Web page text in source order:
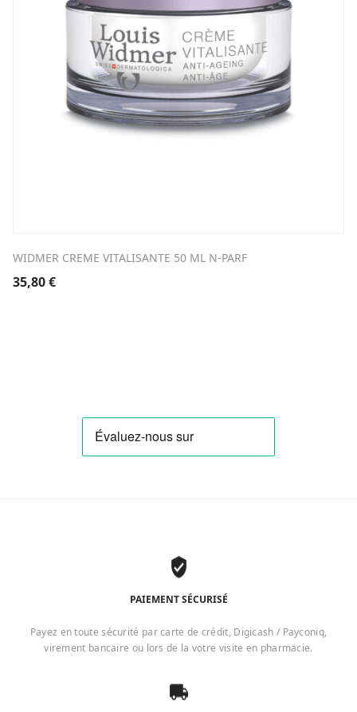
WIDMER CREME VITALISANTE 50 ML N-PARF
35,80€
PAIEMENT SÉCURISÉ
Payez en toute sécurité par carte de crédit, Digicash / Payconiq,
virement bancaire ou lors de la votre visite en pharmacie.